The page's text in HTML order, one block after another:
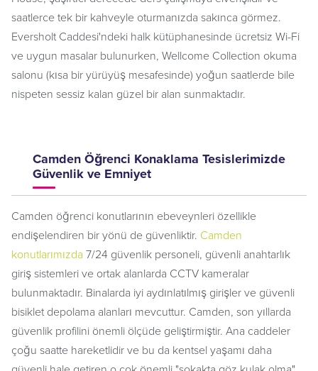
saatlerce tek bir kahveyle oturmanızda sakınca görmez.
Eversholt Caddesi'ndeki halk kütüphanesinde ücretsiz Wi-Fi
ve uygun masalar bulunurken, Wellcome Collection okuma
salonu (kısa bir yürüyüş mesafesinde) yoğun saatlerde bile
nispeten sessiz kalan güzel bir alan sunmaktadır.
Camden Öğrenci Konaklama Tesislerimizde
Güvenlik ve Emniyet
Camden öğrenci konutlarının ebeveynleri özellikle
endişelendiren bir yönü de güvenliktir. Camden
konutlarımızda 7/24 güvenlik personeli, güvenli anahtarlık
giriş sistemleri ve ortak alanlarda CCTV kameralar
bulunmaktadır. Binalarda iyi aydınlatılmış girişler ve güvenli
bisiklet depolama alanları mevcuttur. Camden, son yıllarda
güvenlik profilini önemli ölçüde geliştirmiştir. Ana caddeler
çoğu saatte hareketlidir ve bu da kentsel yaşamı daha